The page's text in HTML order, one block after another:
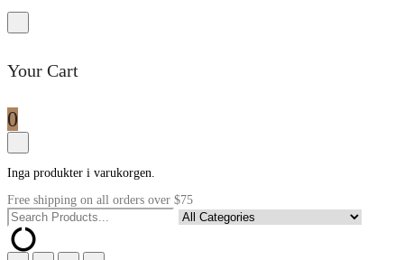
Your Cart
0
Inga produkter i varukorgen.
Free shipping on all orders over $75